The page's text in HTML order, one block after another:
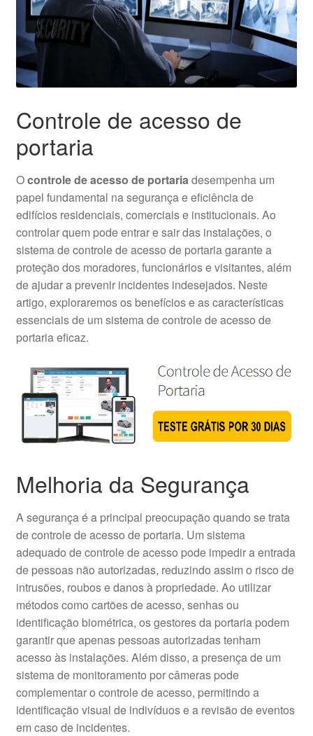
Controle de acesso de
portaria
Ocontrole de acesso de portariadesempenha um
papel fundamental na segurança e eficiência de
edifícios residenciais, comerciais e institucionais. Ao
controlar quem pode entrar e sair das instalações, o
sistema de controle de acesso de portaria garante a
proteção dos moradores, funcionários e visitantes, além
de ajudar a prevenir incidentes indesejados. Neste
artigo, exploraremos os benefícios e as características
essenciais de um sistema de controle de acesso de
portaria eficaz.
Melhoria da Segurança
A segurança é a principal preocupação quando se trata
de controle de acesso de portaria. Um sistema
adequado de controle de acesso pode impedir a entrada
de pessoas não autorizadas, reduzindo assim o risco de
intrusões, roubos e danos à propriedade. Ao utilizar
métodos como cartões de acesso, senhas ou
identificação biométrica, os gestores da portaria podem
garantir que apenas pessoas autorizadas tenham
acesso às instalações. Além disso, a presença de um
sistema de monitoramento por câmeras pode
complementar o controle de acesso, permitindo a
identificação visual de indivíduos e a revisão de eventos
em caso de incidentes.